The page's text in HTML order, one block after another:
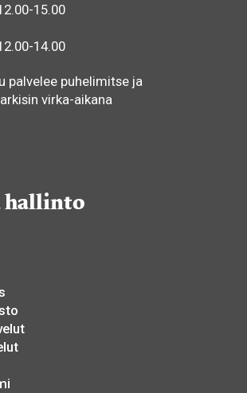
15.00
14.00
palvelee puhelimitse ja
virka-aikana
hallinto